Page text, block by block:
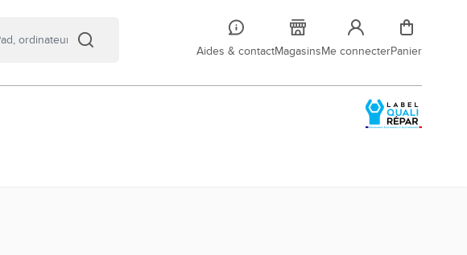
Aides & contactMagasinsMe connecterPanier